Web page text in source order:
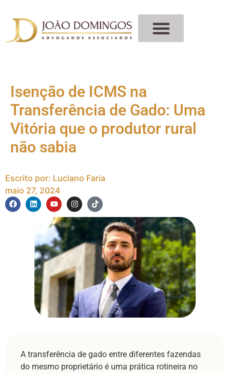
Isenção de ICMS na
Transferência de Gado: Uma
Vitória que o produtor rural
não sabia
Escrito por: Luciano Faria
maio 27, 2024
A transferência de gado entre diferentes fazendas
do mesmo proprietário é uma prática rotineira no